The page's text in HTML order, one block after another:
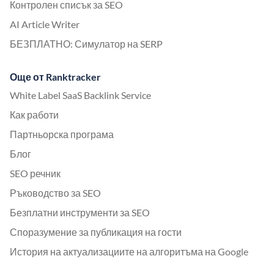
Контролен списък за SEO
AI Article Writer
БЕЗПЛАТНО: Симулатор на SERP
Още от Ranktracker
White Label SaaS Backlink Service
Как работи
Партньорска програма
Блог
SEO речник
Ръководство за SEO
Безплатни инструменти за SEO
Споразумение за публикация на гости
История на актуализациите на алгоритъма на Google